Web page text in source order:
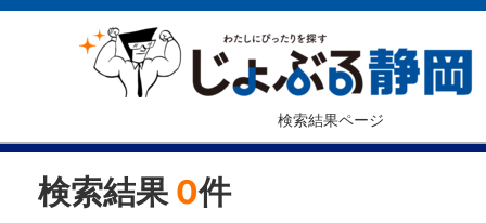
検索結果ページ
検索結果 0件